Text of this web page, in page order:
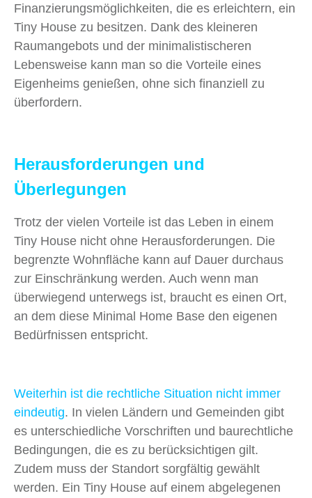
Finanzierungsmöglichkeiten, die es erleichtern, ein
Tiny House zu besitzen. Dank des kleineren
Raumangebots und der minimalistischeren
Lebensweise kann man so die Vorteile eines
Eigenheims genießen, ohne sich finanziell zu
überfordern.
Herausforderungen und
Überlegungen
Trotz der vielen Vorteile ist das Leben in einem
Tiny House nicht ohne Herausforderungen. Die
begrenzte Wohnfläche kann auf Dauer durchaus
zur Einschränkung werden. Auch wenn man
überwiegend unterwegs ist, braucht es einen Ort,
an dem diese Minimal Home Base den eigenen
Bedürfnissen entspricht.
Weiterhin ist die rechtliche Situation nicht immer
eindeutig. In vielen Ländern und Gemeinden gibt
es unterschiedliche Vorschriften und baurechtliche
Bedingungen, die es zu berücksichtigen gilt.
Zudem muss der Standort sorgfältig gewählt
werden. Ein Tiny House auf einem abgelegenen